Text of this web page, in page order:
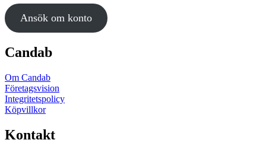
Ansök om konto
Candab
Om Candab
Företagsvision
Integritetspolicy
Köpvillkor
Kontakt